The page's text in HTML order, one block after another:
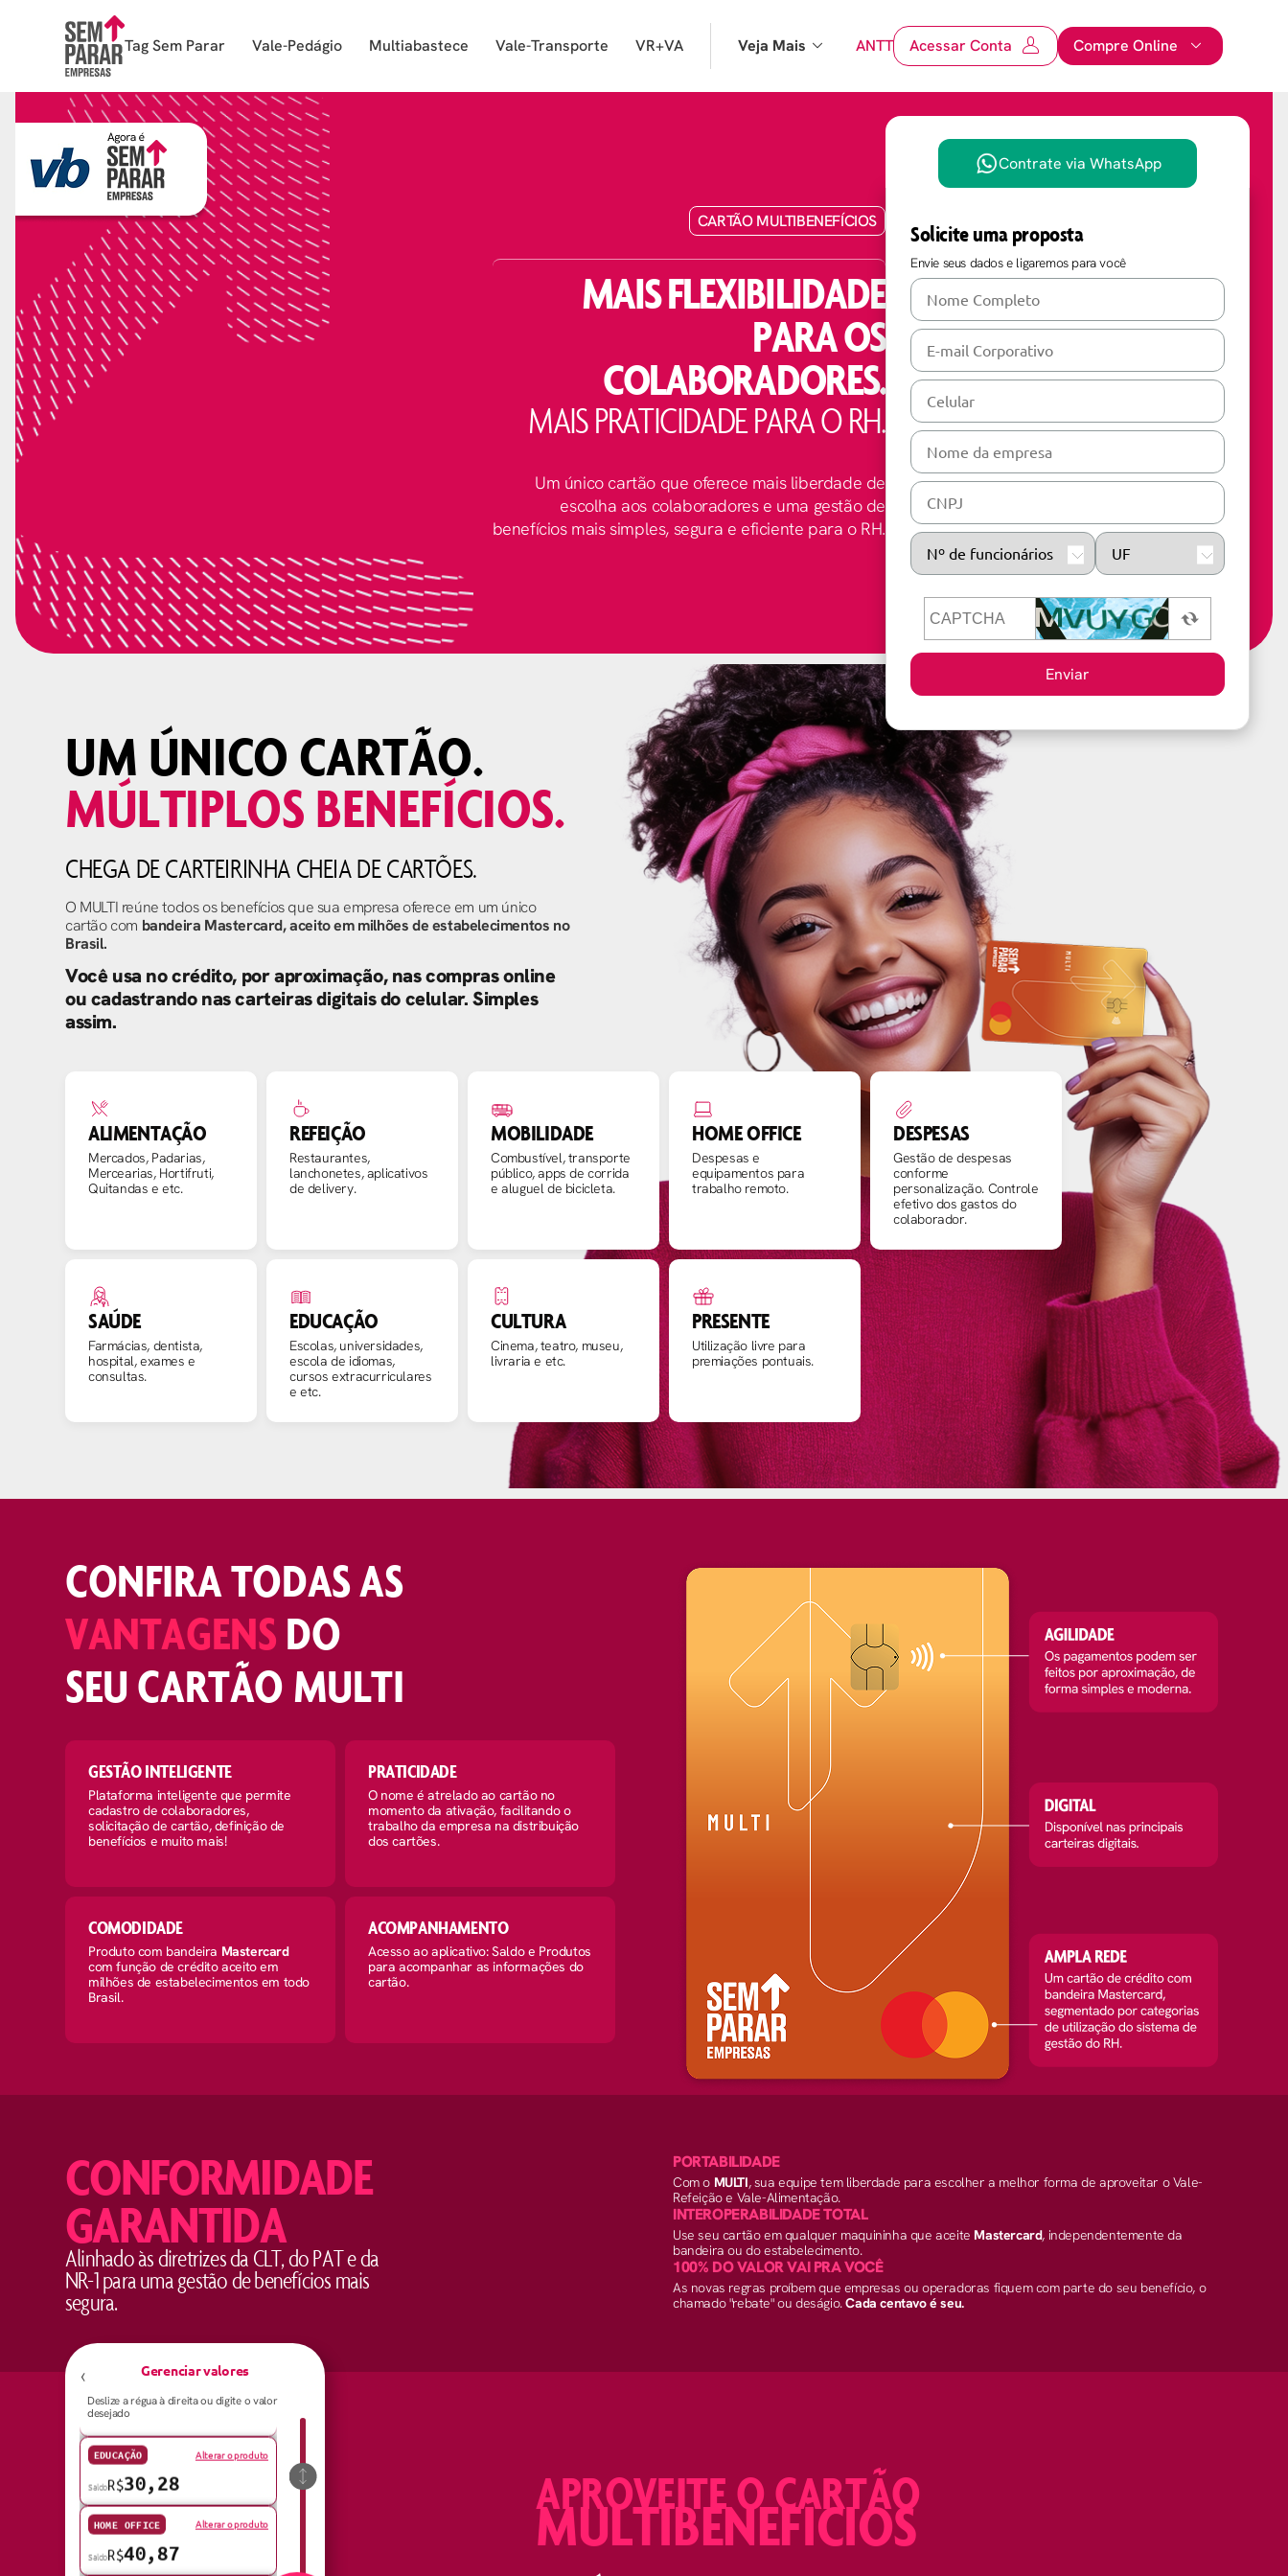
Tag Sem Parar Vale-Pedágio Multiabastece Vale-Transporte VR+VA Veja Mais ANTT Acessar Conta Compre Online
CARTÃO MULTIBENEFÍCIOS
MAIS FLEXIBILIDADE
PARA OS
COLABORADORES.
MAIS PRATICIDADE PARA O RH.
Um único cartão que oferece mais liberdade de
escolha aos colaboradores e uma gestão de
benefícios mais simples, segura e eficiente para o RH.
Contrate via WhatsApp
Solicite uma proposta
Envie seus dados e ligaremos para você
Enviar
UM ÚNICO CARTÃO.
MÚLTIPLOS BENEFÍCIOS.
CHEGA DE CARTEIRINHA CHEIA DE CARTÕES.
O MULTI reúne todos os benefícios que sua empresa oferece em um único
cartão com bandeira Mastercard, aceito em milhões de estabelecimentos no
Brasil.
Você usa no crédito, por aproximação, nas compras online
ou cadastrando nas carteiras digitais do celular. Simples
assim.
ALIMENTAÇÃO
Mercados, Padarias,
Mercearias, Hortifruti,
Quitandas e etc.
REFEIÇÃO
Restaurantes,
lanchonetes, aplicativos
de delivery.
MOBILIDADE
Combustível, transporte
público, apps de corrida
e aluguel de bicicleta.
HOME OFFICE
Despesas e
equipamentos para
trabalho remoto.
DESPESAS
Gestão de despesas
conforme
personalização. Controle
efetivo dos gastos do
colaborador.
SAÚDE
Farmácias, dentista,
hospital, exames e
consultas.
EDUCAÇÃO
Escolas, universidades,
escola de idiomas,
cursos extracurriculares
e etc.
CULTURA
Cinema, teatro, museu,
livraria e etc.
PRESENTE
Utilização livre para
premiações pontuais.
CONFIRA TODAS AS
VANTAGENS DO
SEU CARTÃO MULTI
GESTÃO INTELIGENTE
Plataforma inteligente que permite
cadastro de colaboradores,
solicitação de cartão, definição de
benefícios e muito mais!
PRATICIDADE
O nome é atrelado ao cartão no
momento da ativação, facilitando o
trabalho da empresa na distribuição
dos cartões.
COMODIDADE
Produto com bandeira Mastercard
com função de crédito aceito em
milhões de estabelecimentos em todo
Brasil.
ACOMPANHAMENTO
Acesso ao aplicativo: Saldo e Produtos
para acompanhar as informações do
cartão.
CONFORMIDADE
GARANTIDA
Alinhado às diretrizes da CLT, do PAT e da
NR-1 para uma gestão de benefícios mais
segura.
PORTABILIDADE
Com o MULTI, sua equipe tem liberdade para escolher a melhor forma de aproveitar o Vale-
Refeição e Vale-Alimentação.
INTEROPERABILIDADE TOTAL
Use seu cartão em qualquer maquininha que aceite Mastercard, independentemente da
bandeira ou do estabelecimento.
100% DO VALOR VAI PRA VOCÊ
As novas regras proíbem que empresas ou operadoras fiquem com parte do seu benefício, o
chamado "rebate" ou deságio.Cada centavo é seu.
‹ Gerenciar valores
Deslize a régua à direita ou digite o valor
desejado
CULTURA Alterar o produto
SaldoR$62,52
EDUCAÇÃO Alterar o produto
Saldo R$30,28
APROVEITE O CARTÃO
MULTIBENEFÍCIOS